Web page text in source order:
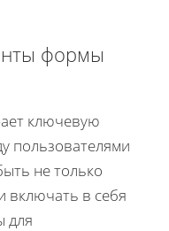
формы
ключевую
пользователями
не только
включать в себя
для